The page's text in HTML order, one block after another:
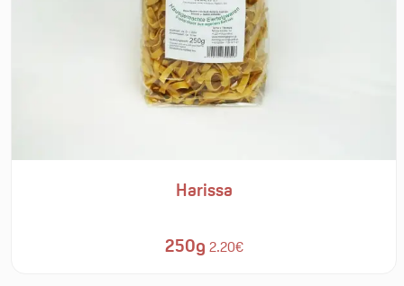
Harissa
250g 2.20€